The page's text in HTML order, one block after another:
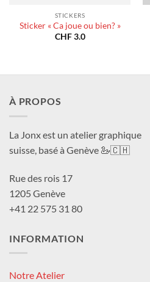
STICKERS
Sticker « Ca joue ou bien? »
CHF3.0
À PROPOS
La Jonx est un atelier graphique
suisse, basé à Genève 🦢🇨🇭
Rue des rois 17
1205 Genève
+41 22 575 31 80
INFORMATION
Notre Atelier